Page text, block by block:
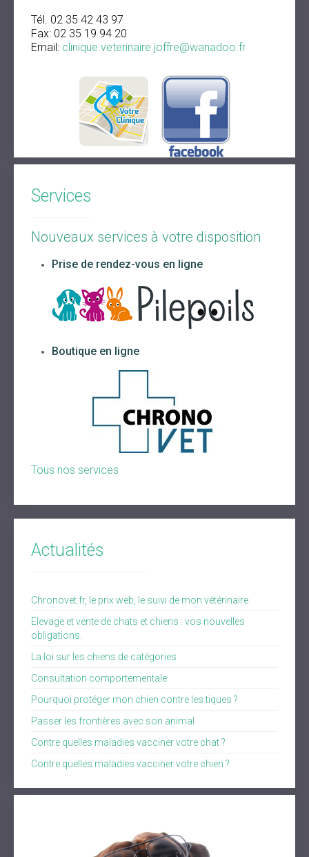
Tél. 02 35 42 43 97
Fax: 02 35 19 94 20
Email: clinique.veterinaire.joffre@wanadoo.fr
Services
Nouveaux services à votre disposition
Prise de rendez-vous en ligne
Boutique en ligne
Tous nos services
Actualités
Chronovet.fr, le prix web, le suivi de mon vétérinaire
Elevage et vente de chats et chiens : vos nouvelles
obligations.
La loi sur les chiens de catégories
Consultation comportementale
Pourquoi protéger mon chien contre les tiques ?
Passer les frontières avec son animal
Contre quelles maladies vacciner votre chat ?
Contre quelles maladies vacciner votre chien ?